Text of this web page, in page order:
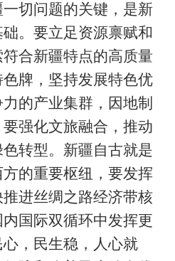
切问题的关键，是新
。要立足资源禀赋和
合新疆特点的高质量
牌，坚持发展特色优
的产业集群，因地制
强化文旅融合，推动
转型。新疆自古就是
的重要枢纽，要发挥
进丝绸之路经济带核
国际双循环中发挥更
，民生稳，人心就